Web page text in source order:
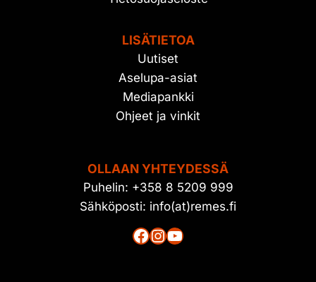
LISÄTIETOA
Uutiset
Aselupa-asiat
Mediapankki
Ohjeet ja vinkit
OLLAAN YHTEYDESSÄ
Puhelin: +358 8 5209 999
Sähköposti: info(at)remes.fi
Facebook
Instagram
YouTube